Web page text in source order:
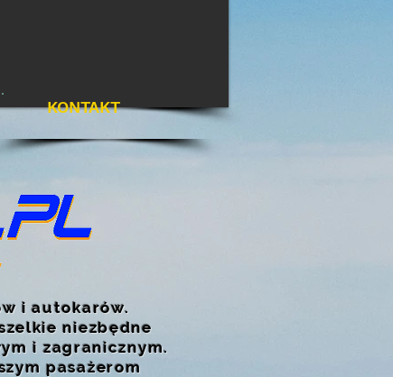
KONTAKT
i autokarów.
niezbędne
i zagranicznym.
pasażerom